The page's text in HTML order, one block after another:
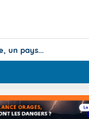
Prévisions